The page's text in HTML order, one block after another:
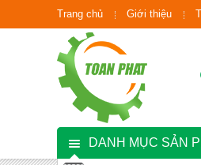
Trang chủ Giới thiệu
DANH MỤC SẢN